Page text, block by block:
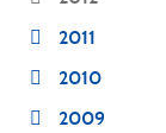
2011
2010
2009